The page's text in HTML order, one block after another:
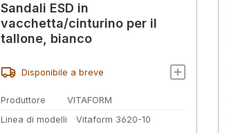
Sandali ESD in
vacchetta/cinturino per il
tallone, bianco
Disponibile a breve
Produttore
VITAFORM
Linea di modelli
Vitaform 3620-10